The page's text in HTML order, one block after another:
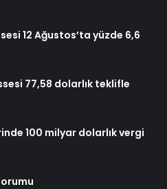
12 Ağustos’ta yüzde 6,6
77,58 dolarlık teklifle
100 milyar dolarlık vergi